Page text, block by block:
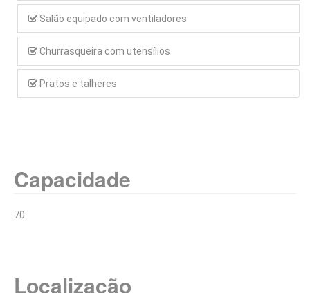
Salão equipado com ventiladores
Churrasqueira com utensílios
Pratos e talheres
Capacidade
70
Localização